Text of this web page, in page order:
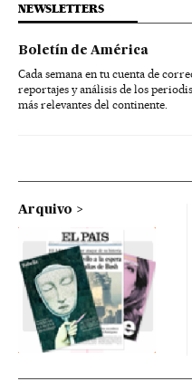
NEWSLETTERS
Boletín de América
Cada semana en tu cuenta de
reportajes y análisis de los
más relevantes del continente.
Arquivo